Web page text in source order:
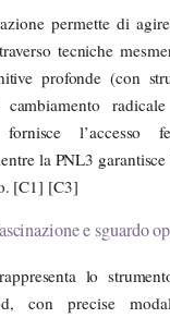
permette di
tecniche
profonde (con
l’accesso
la PNL3
[C1] [C3]
e sguardo
lo
con precise